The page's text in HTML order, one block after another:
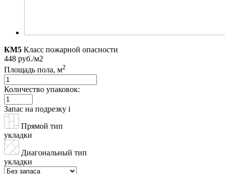
КМ5 Класс пожарной опасности
448 руб./м2
Площадь пола, м2
Количество упаковок:
Запас на подрезку i
Прямой тип
укладки
Диагональный тип
укладки